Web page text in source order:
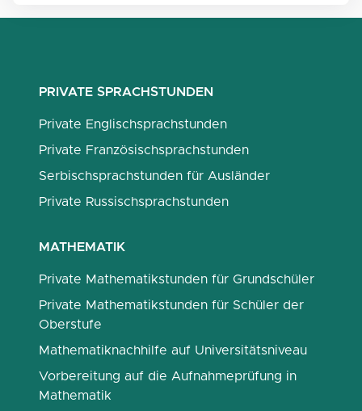
PRIVATE SPRACHSTUNDEN
Private Englischsprachstunden
Private Französischsprachstunden
Serbischsprachstunden für Ausländer
Private Russischsprachstunden
MATHEMATIK
Private Mathematikstunden für Grundschüler
Private Mathematikstunden für Schüler der
Oberstufe
Mathematiknachhilfe auf Universitätsniveau
Vorbereitung auf die Aufnahmeprüfung in
Mathematik